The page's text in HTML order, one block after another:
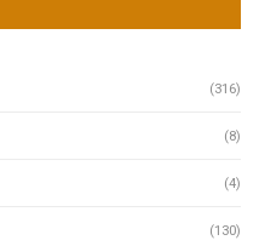
(316)
(8)
(4)
(130)